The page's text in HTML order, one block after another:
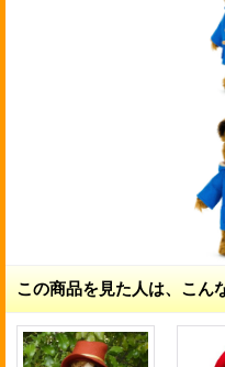
この商品を見た人は、こん